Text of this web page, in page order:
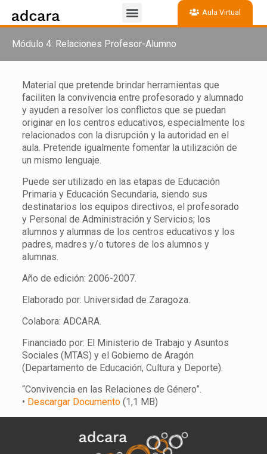
Aula Virtual
Módulo 4: Relaciones Profesor-Alumno
Material que pretende brindar herramientas que
faciliten la convivencia entre profesorado y alumnado
y ayuden a resolver los conflictos que se puedan
originar en los centros educativos, especialmente los
relacionados con la disrupción y la autoridad en el
aula. Pretende igualmente fomentar la utilización de
un mismo lenguaje.
Puede ser utilizado en las etapas de Educación
Primaria y Educación Secundaria, siendo sus
destinatarios los equipos directivos, el profesorado
y Personal de Administración y Servicios; los
alumnos y alumnas de los centros educativos y los
padres, madres y/o tutores de los alumnos y
alumnas.
Año de edición: 2006-2007.
Elaborado por: Universidad de Zaragoza.
Colabora: ADCARA.
Financiado por: El Ministerio de Trabajo y Asuntos
Sociales (MTAS) y el Gobierno de Aragón
(Departamento de Educación, Cultura y Deporte).
“Convivencia en las Relaciones de Género”.
• Descargar Documento(1,1 MB)